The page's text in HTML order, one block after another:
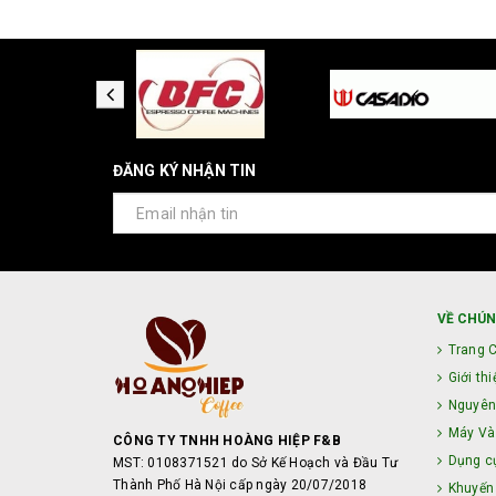
ĐĂNG KÝ NHẬN TIN
CÔNG TY TNHH HOÀNG HIỆP F&B
MST: 0108371521 do Sở Kế Hoạch và Đầu Tư
Thành Phố Hà Nội cấp ngày 20/07/2018
VỀ
Trang
Giới
Máy
Dụng